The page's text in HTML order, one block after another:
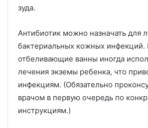
зуда.
Антибиотик можно назначать для
бактериальных кожных инфекций.
отбеливающие ванны иногда
лечения экземы ребенка, что
инфекциям. (Обязательно
врачом в первую очередь по
инструкциям.)